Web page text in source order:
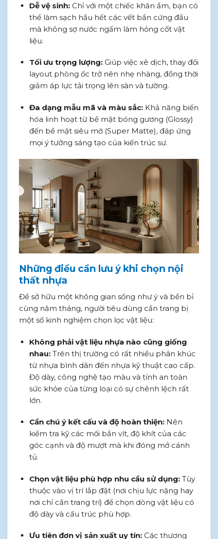
Dễ vệ sinh:Chỉ với một chiếc khăn ẩm, bạn có
thể làm sạch hầu hết các vết bẩn cứng đầu
mà không sợ nước ngấm làm hỏng cốt vật
liệu.
Tối ưu trọng lượng:Giúp việc xê dịch, thay đổi
layout phòng ốc trở nên nhẹ nhàng, đồng thời
giảm áp lực tải trọng lên sàn và tường.
Đa dạng mẫu mã và màu sắc:Khả năng biến
hóa linh hoạt từ bề mặt bóng gương (Glossy)
đến bề mặt siêu mờ (Super Matte), đáp ứng
mọi ý tưởng sáng tạo của kiến trúc sư.
Những điều cần lưu ý khi chọn nội
thất nhựa
Để sở hữu một không gian sống như ý và bền bỉ
cùng năm tháng, người tiêu dùng cần trang bị
một số kinh nghiệm chọn lọc vật liệu:
Không phải vật liệu nhựa nào cũng giống
nhau:Trên thị trường có rất nhiều phân khúc
từ nhựa bình dân đến nhựa kỹ thuật cao cấp.
Độ dày, công nghệ tạo màu và tính an toàn
sức khỏe của từng loại có sự chênh lệch rất
lớn.
Cần chú ý kết cấu và độ hoàn thiện:Nên
kiểm tra kỹ các mối bắn vít, độ khít của các
góc cạnh và độ mượt mà khi đóng mở cánh
tủ.
Chọn vật liệu phù hợp nhu cầu sử dụng:Tùy
thuộc vào vị trí lắp đặt (nơi chịu lực nặng hay
nơi chỉ cần trang trí) để chọn dòng vật liệu có
độ dày và cấu trúc phù hợp.
Ưu tiên đơn vị sản xuất uy tín:Các thương